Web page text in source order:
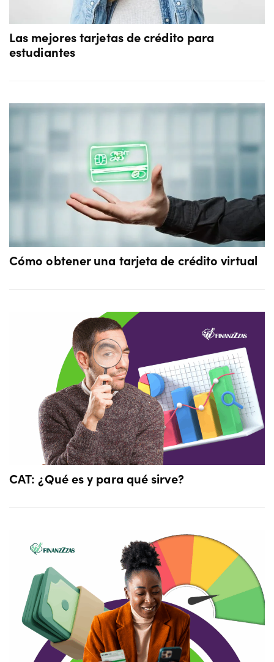
Las mejores tarjetas de crédito para
estudiantes
Cómo obtener una tarjeta de crédito virtual
CAT: ¿Qué es y para qué sirve?